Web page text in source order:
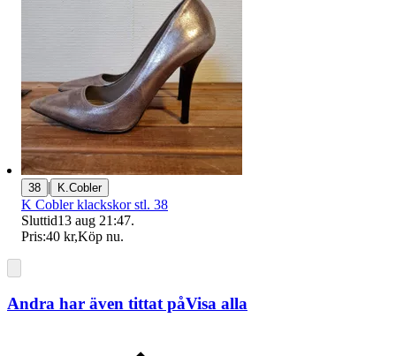
38 | K.Cobler
K Cobler klackskor stl. 38
Sluttid13 aug 21:47.
Pris:40 kr,Köp nu.
Andra har även tittat påVisa alla